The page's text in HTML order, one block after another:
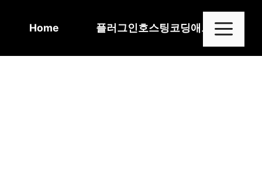
Home 플러그인호스팅코딩애드센스